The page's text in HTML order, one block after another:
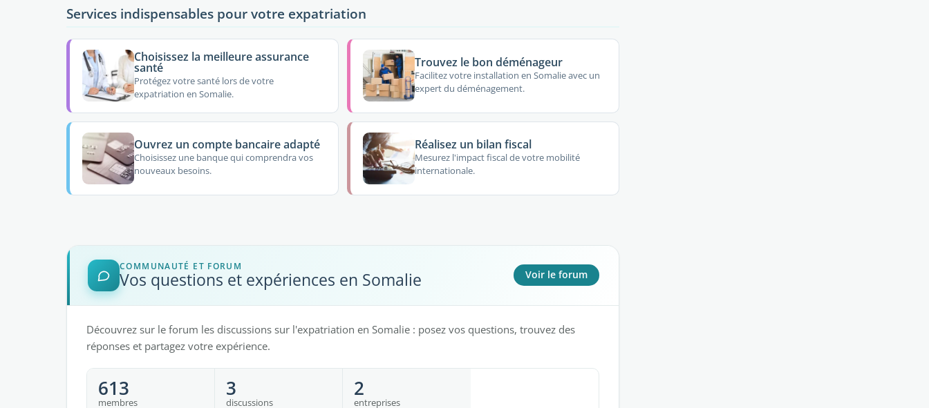
Services indispensables pour votre expatriation
Choisissez la meilleure assurance
santé
Protégez votre santé lors de votre
expatriation en Somalie.
Trouvez le bon déménageur
Facilitez votre installation en Somalie avec un
expert du déménagement.
Ouvrez un compte bancaire adapté
Choisissez une banque qui comprendra vos
nouveaux besoins.
Réalisez un bilan fiscal
Mesurez l'impact fiscal de votre mobilité
internationale.
COMMUNAUTÉ ET FORUM
Vos questions et expériences en Somalie Voir le forum
Découvrez sur le forum les discussions sur l'expatriation en Somalie : posez vos questions, trouvez des
réponses et partagez votre expérience.
613
membres
3
discussions
2
entreprises